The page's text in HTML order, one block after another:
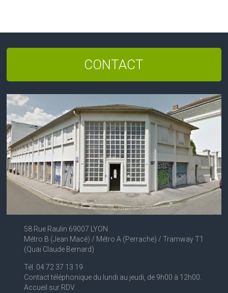
CONTACT
58 Rue Raulin 69007 LYON
Métro B (Jean Macé) / Métro A (Perrache) / Tramway T1
(Quai Claude Bernard)
Tél. 04 72 37 13 19
Contact téléphonique du lundi au jeudi, de 9h00 à 12h00.
Accueil sur RDV.